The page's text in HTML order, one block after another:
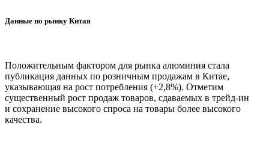
Данные по рынку Китая
Положительным фактором для рынка алюминия стала
публикация данных по розничным продажам в Китае,
указывающая на рост потребления (+2,8%). Отметим
существенный рост продаж товаров, сдаваемых в трейд-ин
и сохранение высокого спроса на товары более высокого
качества.